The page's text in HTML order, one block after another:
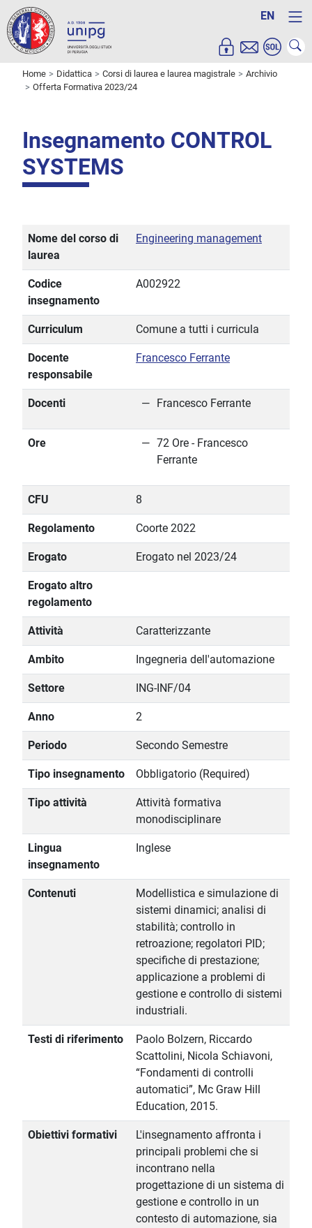
EN
Home Didattica Corsi di laurea e laurea magistrale
Archivio
Offerta Formativa 2023/24
Insegnamento CONTROL
SYSTEMS
Nome del corso di
laurea
Engineering management
Codice
insegnamento
A002922
Curriculum Comune a tutti i curricula
Docente
responsabile
Francesco Ferrante
Docenti Francesco Ferrante
Ore
72 Ore - Francesco
Ferrante
CFU 8
Regolamento Coorte 2022
Erogato Erogato nel 2023/24
Erogato altro
regolamento
Attività Caratterizzante
Ambito Ingegneria dell'automazione
Settore ING-INF/04
Anno 2
Periodo Secondo Semestre
Tipo insegnamento Obbligatorio (Required)
Tipo attività
Attività formativa
monodisciplinare
Lingua
insegnamento
Inglese
Contenuti
Modellistica e simulazione di
sistemi dinamici; analisi di
stabilità; controllo in
retroazione; regolatori PID;
specifiche di prestazione;
applicazione a problemi di
gestione e controllo di sistemi
industriali.
Testi di riferimento
Paolo Bolzern, Riccardo
Scattolini, Nicola Schiavoni,
“Fondamenti di controlli
automatici”, Mc Graw Hill
Education, 2015.
Obiettivi formativi
L'insegnamento affronta i
principali problemi che si
incontrano nella
progettazione di un sistema di
gestione e controllo in un
contesto di automazione, sia